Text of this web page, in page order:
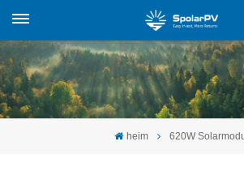
heim 620W